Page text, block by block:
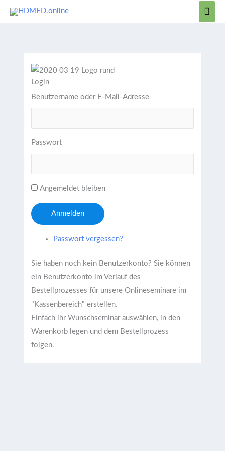
Zum
Login
Benutzername oder E-Mail-Adresse
Passwort
Angemeldet bleiben
Anmelden
Passwort vergessen?
Sie haben noch kein Benutzerkonto? Sie können
ein Benutzerkonto im Verlauf des
Bestellprozesses für unsere Onlineseminare im
"Kassenbereich" erstellen.
Einfach ihr Wunschseminar auswählen, in den
Warenkorb legen und dem Bestellprozess
folgen.